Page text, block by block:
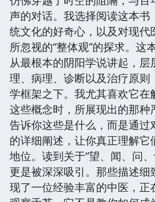
声的对话。我选择阅读这本
统文化的好奇心，以及对现
所忽视的“整体观”的探求。这
从最根本的阴阳学说讲起，层
理、病理、诊断以及治疗原
学框架之下。我尤其喜欢它在
这些概念时，所展现出的那
告诉你这些是什么，而是通过
的详细阐述，让你真正理解
地位。读到关于“望、闻、问
更是被深深吸引。那些描述细
现了一位经验丰富的中医，正